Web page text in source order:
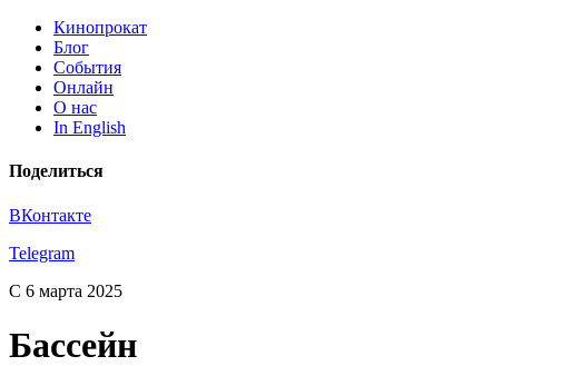
Кинопрокат
Блог
События
Онлайн
О нас
In English
Поделиться
ВКонтакте
Telegram
С 6 марта 2025
Бассейн